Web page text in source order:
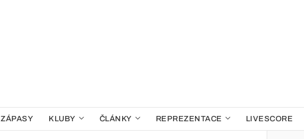
ZÁPASY KLUBY ČLÁNKY REPREZENTACE LIVESCORE